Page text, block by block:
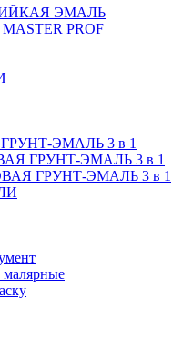
ЭМАЛЬ
PROF
ЭМАЛЬ 3 в 1
ГРУНТ-ЭМАЛЬ 3 в 1
ГРУНТ-ЭМАЛЬ 3 в 1